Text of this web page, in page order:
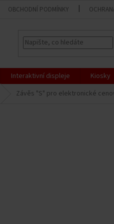
OBCHODNÍ PODMÍNKY
Interaktivní displeje Kiosky
Závěs "S" pro elektronické